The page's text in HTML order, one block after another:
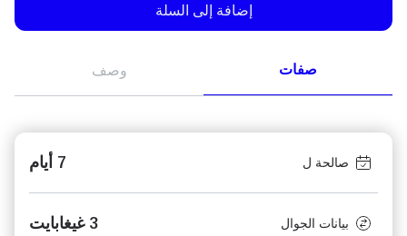
إضافة إلى السلة
صفات وصف
صالحة ل 7 أيام
بيانات الجوال 3 غيغابايت